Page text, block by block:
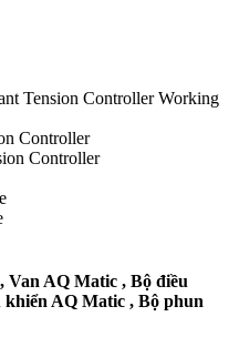
Tension Controller Working
Controller
Controller
AQ Matic , Bộ điều
AQ Matic , Bộ phun